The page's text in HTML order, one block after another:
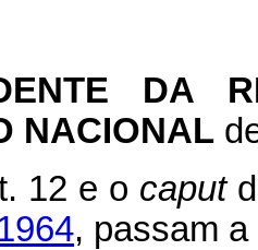
DA
NACIONAL
12 e o caput
, passam